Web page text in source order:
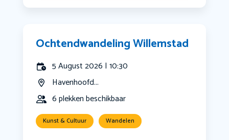
Ochtendwandeling Willemstad
5 August 2026 | 10:30
Havenhoofd...
6 plekken beschikbaar
Kunst & Cultuur Wandelen